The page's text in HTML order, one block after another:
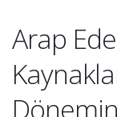
Arap